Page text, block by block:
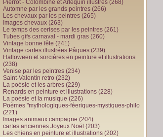
Pierrot - Colombine et Arlequin illustrés (268)
Automne par les grands peintres (266)
Les chevaux par les peintres (265)
Images chevaux (263)
Le temps des cerises par les peintres (261)
Tubes gifs carnaval - mardi gras (260)
Vintage bonne fête (241)
Vintage cartes illustrées Pâques (239)
Halloween et sorcières en peinture et illustrations
(238)
Venise par les peintres (234)
Saint-Valentin retro (232)
La poésie et les arbres (229)
Renards en peinture et illustrations (228)
La poésie et la musique (226)
Poèmes "mythologiques-féeriques-mystiques-philo
(221)
Images animaux campagne (204)
cartes anciennes Joyeux Noël (203)
Les chiens en peinture et illustrations (202)